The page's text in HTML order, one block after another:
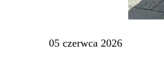
05 czerwca 2026